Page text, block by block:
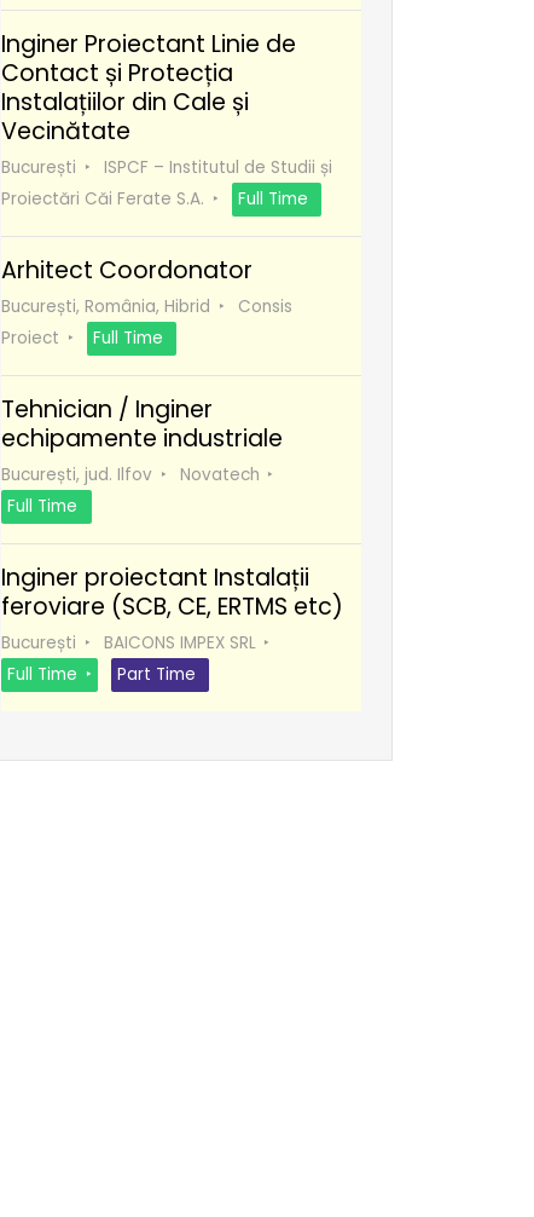
Inginer Proiectant Linie de
Contact și Protecția
Instalațiilor din Cale și
Vecinătate
București
ISPCF – Institutul de Studii și
Proiectări Căi Ferate S.A.
Full Time
Arhitect Coordonator
București, România, Hibrid
Consis
Proiect
Full Time
Tehnician / Inginer
echipamente industriale
București, jud. Ilfov
Novatech
Full Time
Inginer proiectant Instalații
feroviare (SCB, CE, ERTMS etc)
București
BAICONS IMPEX SRL
Full Time
Part Time